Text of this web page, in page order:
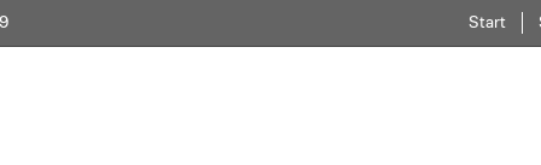
Direkt
zum
Start